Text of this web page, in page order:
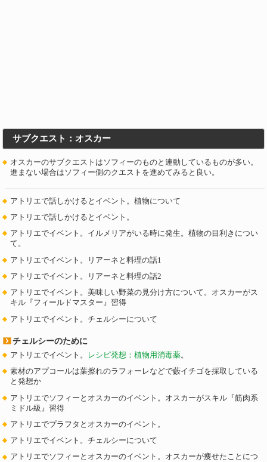
サブクエスト：オスカー
オスカーのサブクエストはソフィーのものと連動しているものが多い。
進まない場合はソフィー側のクエストを進めてみると良い。
アトリエで話しかけるとイベント。植物について
アトリエで話しかけるとイベント。
アトリエでイベント。イルメリアがいる時に発生。植物の目利きについ
て。
アトリエでイベント。リアーネと料理の話1
アトリエでイベント。リアーネと料理の話2
アトリエでイベント。美味しい野菜の見分け方について。オスカーがス
キル『フィールドマスター』習得
アトリエでイベント。チェルシーについて
チェルシーのために
アトリエでイベント。 レシピ発想：植物用消毒薬。
素材のアプコールは葉擦れのラフォーレなどで藪イチゴを採取している
と発想か
アトリエでソフィーとオスカーのイベント。オスカーがスキル『筋肉系
ミドル級』習得
アトリエでプラフタとオスカーのイベント。
アトリエでイベント。チェルシーについて
アトリエでソフィーとオスカーのイベント。オスカーが痩せたことにつ